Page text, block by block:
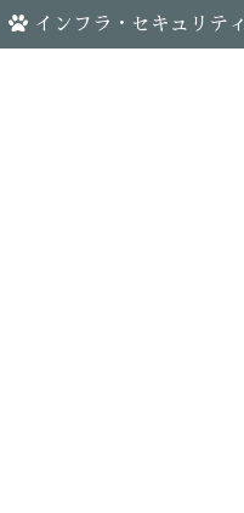
インフラ・セキュリティ